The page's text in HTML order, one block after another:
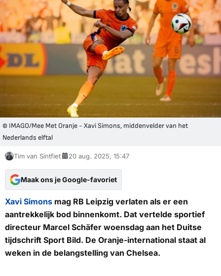
© IMAGO/Mee Met Oranje - Xavi Simons, middenvelder van het
Nederlands elftal
Tim van Sintfiet 20 aug. 2025, 15:47
Maak ons je Google-favoriet
Xavi Simons mag RB Leipzig verlaten als er een
aantrekkelijk bod binnenkomt. Dat vertelde sportief
directeur Marcel Schäfer woensdag aan het Duitse
tijdschrift Sport Bild. De Oranje-international staat al
weken in de belangstelling van Chelsea.